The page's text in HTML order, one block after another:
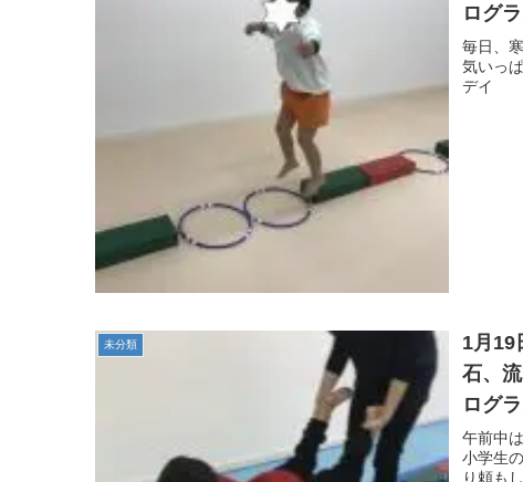
ログ
自閉
毎日、
気いっ
デイ
未分類
1月19
石、
ログ
自閉
午前中
小学生
り頼も